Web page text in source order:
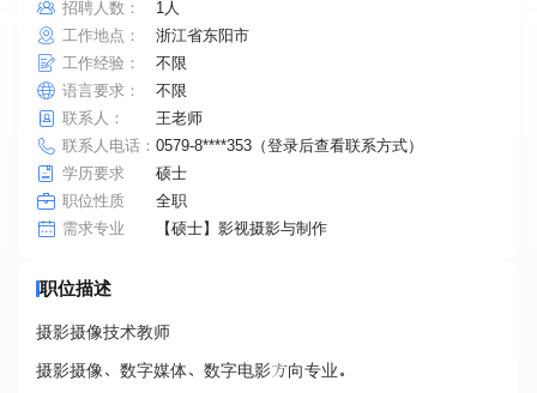
招聘人数：
1人
工作地点：
浙江省东阳市
工作经验：
不限
语言要求：
不限
联系人：
王老师
联系人电话： 0579-8****353（登录后查看联系方式）
学历要求
硕士
职位性质
全职
需求专业
【硕士】影视摄影与制作
职位描述
摄影摄像技术教师
摄影摄像数字媒体数字电影向专业